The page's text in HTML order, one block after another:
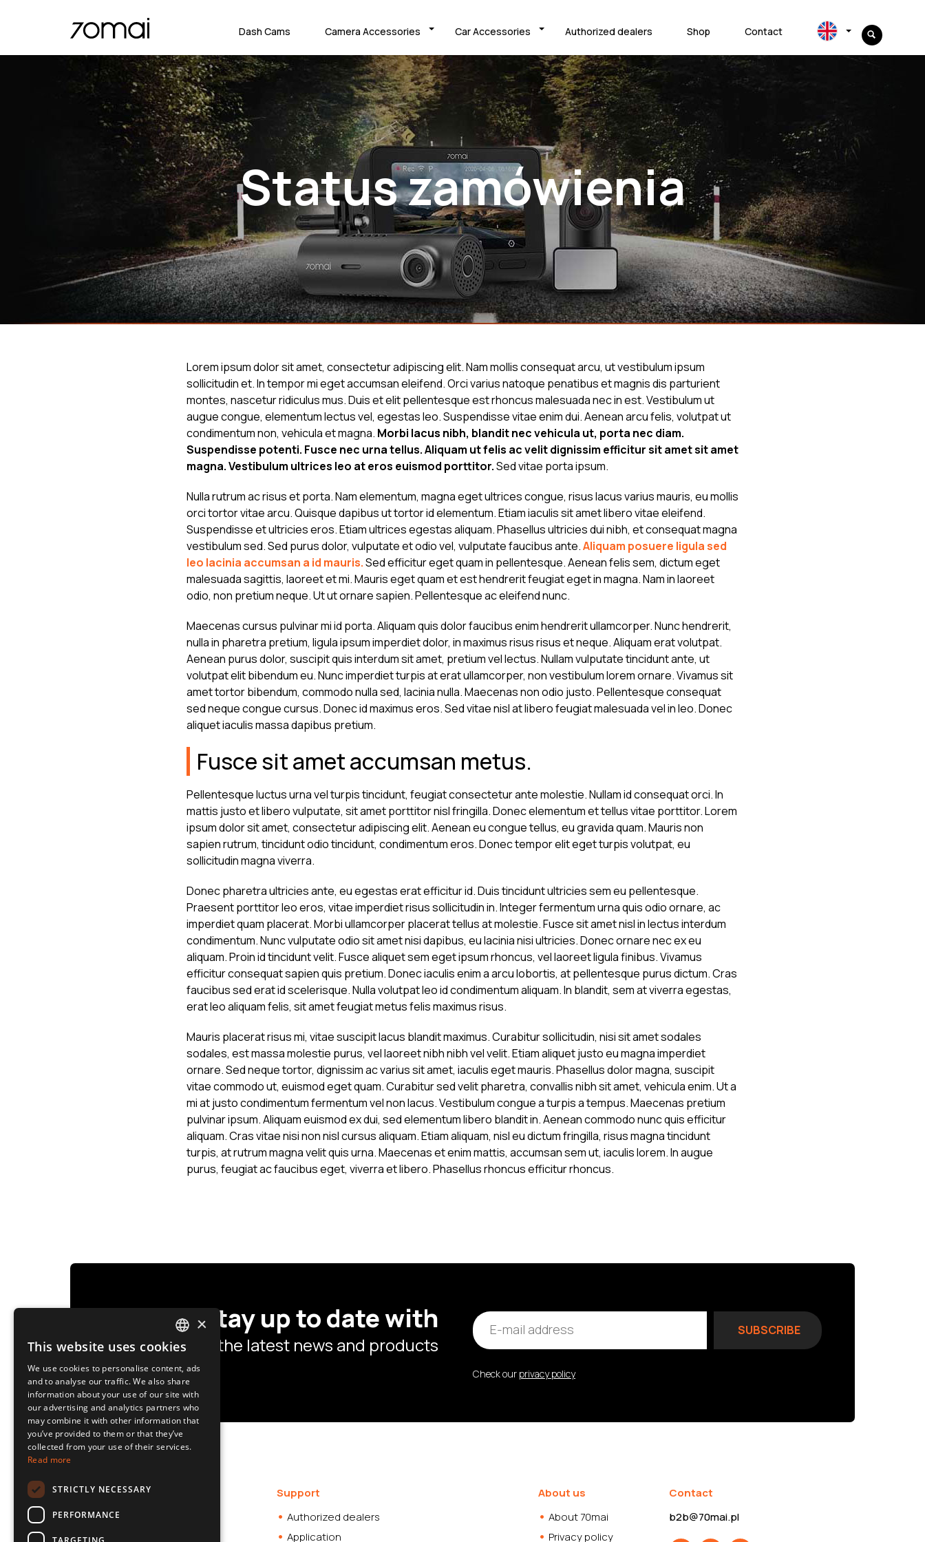
Dash Cams Camera Accessories Car Accessories Authorized dealers Shop Contact
Status zamówienia
Lorem ipsum dolor sit amet, consectetur adipiscing elit. Nam mollis consequat arcu, ut vestibulum ipsum
sollicitudin et. In tempor mi eget accumsan eleifend. Orci varius natoque penatibus et magnis dis parturient
montes, nascetur ridiculus mus. Duis et elit pellentesque est rhoncus malesuada nec in est. Vestibulum ut
augue congue, elementum lectus vel, egestas leo. Suspendisse vitae enim dui. Aenean arcu felis, volutpat ut
condimentum non, vehicula et magna. Morbi lacus nibh, blandit nec vehicula ut, porta nec diam.
Suspendisse potenti. Fusce nec urna tellus. Aliquam ut felis ac velit dignissim efficitur sit amet sit amet
magna. Vestibulum ultrices leo at eros euismod porttitor.Sed vitae porta ipsum.
Nulla rutrum ac risus et porta. Nam elementum, magna eget ultrices congue, risus lacus varius mauris, eu mollis
orci tortor vitae arcu. Quisque dapibus ut tortor id elementum. Etiam iaculis sit amet libero vitae eleifend.
Suspendisse et ultricies eros. Etiam ultrices egestas aliquam. Phasellus ultricies dui nibh, et consequat magna
vestibulum sed. Sed purus dolor, vulputate et odio vel, vulputate faucibus ante.Aliquam posuere ligula sed
leo lacinia accumsan a id mauris.Sed efficitur eget quam in pellentesque. Aenean felis sem, dictum eget
malesuada sagittis, laoreet et mi. Mauris eget quam et est hendrerit feugiat eget in magna. Nam in laoreet
odio, non pretium neque. Ut ut ornare sapien. Pellentesque ac eleifend nunc.
Maecenas cursus pulvinar mi id porta. Aliquam quis dolor faucibus enim hendrerit ullamcorper. Nunc hendrerit,
nulla in pharetra pretium, ligula ipsum imperdiet dolor, in maximus risus risus et neque. Aliquam erat volutpat.
Aenean purus dolor, suscipit quis interdum sit amet, pretium vel lectus. Nullam vulputate tincidunt ante, ut
volutpat elit bibendum eu. Nunc imperdiet turpis at erat ullamcorper, non vestibulum lorem ornare. Vivamus sit
amet tortor bibendum, commodo nulla sed, lacinia nulla. Maecenas non odio justo. Pellentesque consequat
sed neque congue cursus. Donec id maximus eros. Sed vitae nisl at libero feugiat malesuada vel in leo. Donec
aliquet iaculis massa dapibus pretium.
Fusce sit amet accumsan metus.
Pellentesque luctus urna vel turpis tincidunt, feugiat consectetur ante molestie. Nullam id consequat orci. In
mattis justo et libero vulputate, sit amet porttitor nisl fringilla. Donec elementum et tellus vitae porttitor. Lorem
ipsum dolor sit amet, consectetur adipiscing elit. Aenean eu congue tellus, eu gravida quam. Mauris non
sapien rutrum, tincidunt odio tincidunt, condimentum eros. Donec tempor elit eget turpis volutpat, eu
sollicitudin magna viverra.
Donec pharetra ultricies ante, eu egestas erat efficitur id. Duis tincidunt ultricies sem eu pellentesque.
Praesent porttitor leo eros, vitae imperdiet risus sollicitudin in. Integer fermentum urna quis odio ornare, ac
imperdiet quam placerat. Morbi ullamcorper placerat tellus at molestie. Fusce sit amet nisl in lectus interdum
condimentum. Nunc vulputate odio sit amet nisi dapibus, eu lacinia nisi ultricies. Donec ornare nec ex eu
aliquam. Proin id tincidunt velit. Fusce aliquet sem eget ipsum rhoncus, vel laoreet ligula finibus. Vivamus
efficitur consequat sapien quis pretium. Donec iaculis enim a arcu lobortis, at pellentesque purus dictum. Cras
faucibus sed erat id scelerisque. Nulla volutpat leo id condimentum aliquam. In blandit, sem at viverra egestas,
erat leo aliquam felis, sit amet feugiat metus felis maximus risus.
Mauris placerat risus mi, vitae suscipit lacus blandit maximus. Curabitur sollicitudin, nisi sit amet sodales
sodales, est massa molestie purus, vel laoreet nibh nibh vel velit. Etiam aliquet justo eu magna imperdiet
ornare. Sed neque tortor, dignissim ac varius sit amet, iaculis eget mauris. Phasellus dolor magna, suscipit
vitae commodo ut, euismod eget quam. Curabitur sed velit pharetra, convallis nibh sit amet, vehicula enim. Ut a
mi at justo condimentum fermentum vel non lacus. Vestibulum congue a turpis a tempus. Maecenas pretium
pulvinar ipsum. Aliquam euismod ex dui, sed elementum libero blandit in. Aenean commodo nunc quis efficitur
aliquam. Cras vitae nisi non nisl cursus aliquam. Etiam aliquam, nisl eu dictum fringilla, risus magna tincidunt
turpis, at rutrum magna velit quis urna. Maecenas et enim mattis, accumsan sem ut, iaculis lorem. In augue
purus, feugiat ac faucibus eget, viverra et libero. Phasellus rhoncus efficitur rhoncus.
Stay up to date with
the latest news and products
Check our privacy policy
Offer
Car Accessories
Dash Cams
Support
Authorized dealers
Application
About us
About 70mai
Privacy policy
Contact
b2b@70mai.pl
POLISH
SLOVAK
ENGLISH
CZECH
×
This website uses cookies
We use cookies to personalise content, ads
and to analyse our traffic. We also share
information about your use of our site with
our advertising and analytics partners who
may combine it with other information that
you’ve provided to them or that they’ve
collected from your use of their services.
Read more
STRICTLY NECESSARY
PERFORMANCE